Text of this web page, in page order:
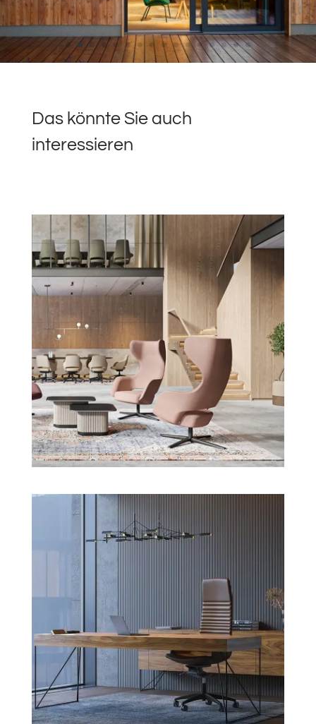
Das könnte Sie auch
interessieren
Bestuhlung